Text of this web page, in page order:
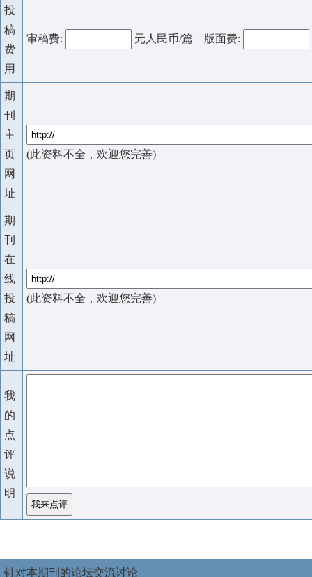
投
稿
费
用
审稿费: 元人民币/篇 版面费:
期
刊
主
页
网
址
(此资料不全，欢迎您完善)
期
刊
在
线
投
稿
网
址
(此资料不全，欢迎您完善)
我
的
点
评
说
明
针对本期刊的论坛交流讨论